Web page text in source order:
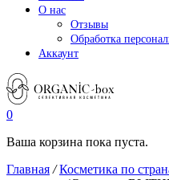
О нас
Отзывы
Обработка
Аккаунт
0
Ваша корзина пока пуста.
Главная /Косметика по